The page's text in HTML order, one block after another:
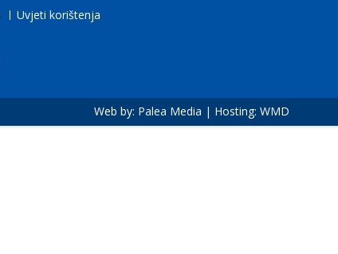
Uvjeti korištenja
Web by: Palea Media | Hosting: WMD